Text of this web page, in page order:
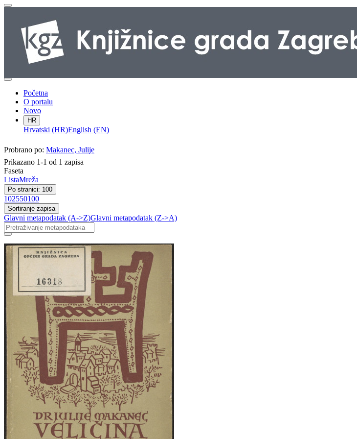
Početna
O portalu
Novo
HR
Hrvatski (HR)English (EN)
Probrano po: Makanec, Julije
Prikazano 1-1 od 1 zapisa
Faseta
ListaMreža
Po stranici: 100
102550100
Sortiranje zapisa
Glavni metapodatak (A->Z)Glavni metapodatak (Z->A)